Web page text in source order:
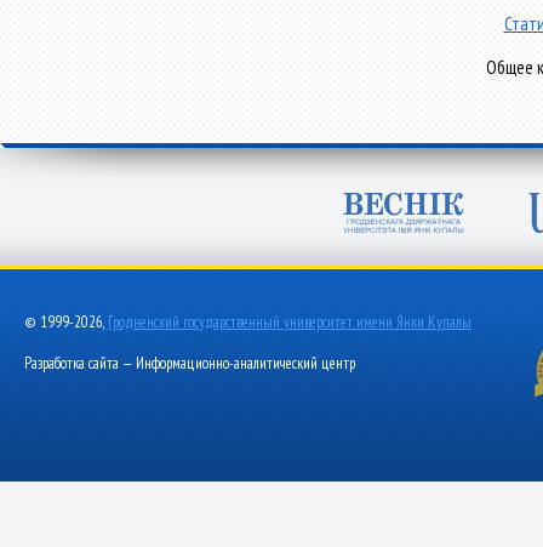
Общее
© 1999-2026, Гродненский государственный университет имени Янки Купалы
Разработка сайта — Информационно-аналитический центр